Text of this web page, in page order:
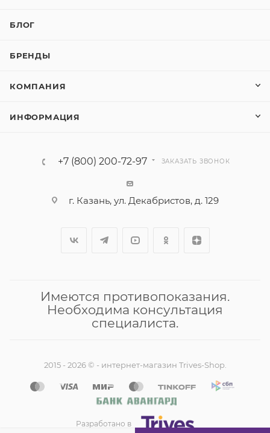
БЛОГ
БРЕНДЫ
КОМПАНИЯ
ИНФОРМАЦИЯ
+7 (800) 200-72-97 ЗАКАЗАТЬ ЗВОНОК
г. Казань, ул. Декабристов, д. 129
Имеются противопоказания.
Необходима консультация
специалиста.
2015 - 2026 © - интернет-магазин Trives-Shop.
Разработано в